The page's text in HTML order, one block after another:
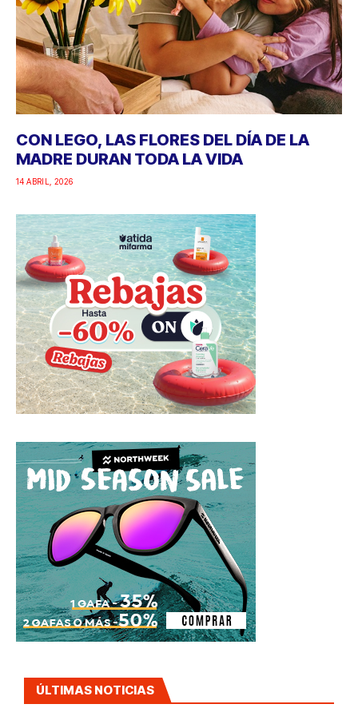
CON LEGO, LAS FLORES DEL DÍA DE LA
MADRE DURAN TODA LA VIDA
14 ABRIL, 2026
ÚLTIMAS NOTICIAS